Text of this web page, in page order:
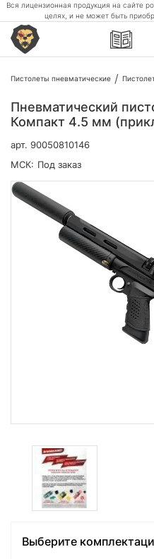
Вся лицензионная продукция на сайте
целях, и не может быть
Пистолеты пневматические
Пневматический
Компакт 4.5 мм
арт. 90050810146
МСК: Под заказ
Выберите